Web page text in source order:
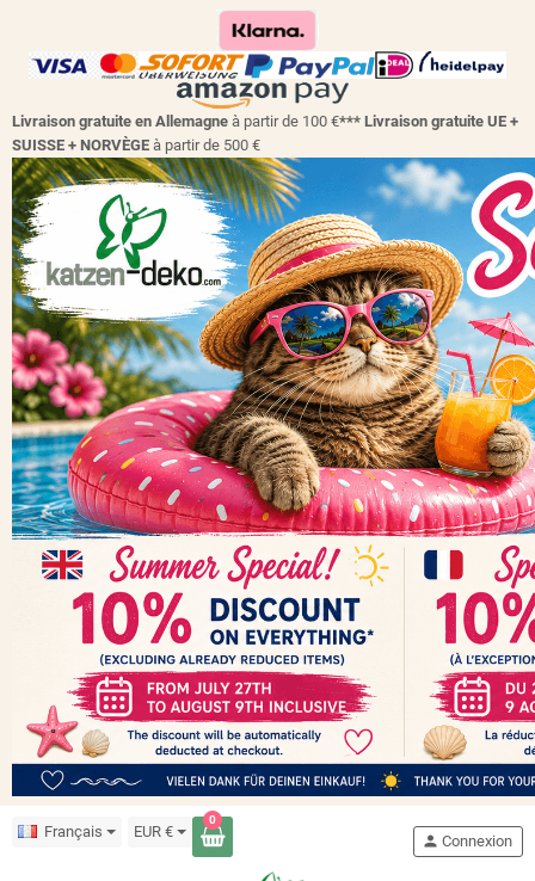
Livraison gratuite en Allemagne à partir de 100 €*** Livraison gratuite UE +
SUISSE + NORVÈGE à partir de 500 €
Français EUR €
0
person Connexion